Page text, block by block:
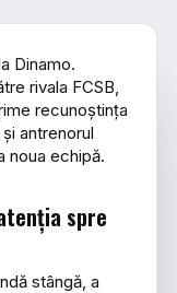
Dinamo.
rivala FCSB,
recunoștința
antrenorul
noua echipă.
spre
stângă, a